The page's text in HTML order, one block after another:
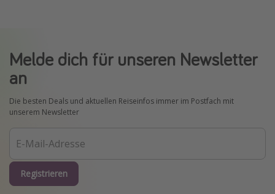
Melde dich für unseren Newsletter
an
Die besten Deals und aktuellen Reiseinfos immer im Postfach mit
unserem Newsletter
Registrieren